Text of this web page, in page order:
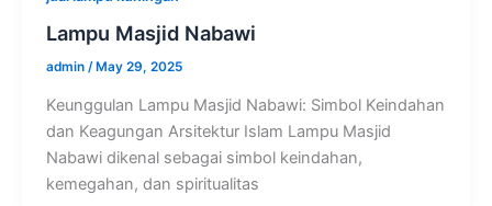
Lampu Masjid Nabawi
admin / May 29, 2025
Keunggulan Lampu Masjid Nabawi: Simbol Keindahan
dan Keagungan Arsitektur Islam Lampu Masjid
Nabawi dikenal sebagai simbol keindahan,
kemegahan, dan spiritualitas